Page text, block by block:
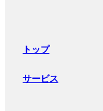
トップ
サービス